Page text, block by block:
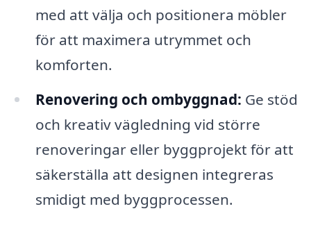
med att välja och positionera möbler
för att maximera utrymmet och
komforten.
Renovering och ombyggnad: Ge stöd
och kreativ vägledning vid större
renoveringar eller byggprojekt för att
säkerställa att designen integreras
smidigt med byggprocessen.